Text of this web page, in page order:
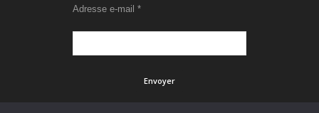
Adresse e-mail *